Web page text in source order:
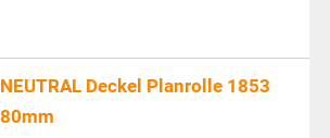
NEUTRAL Deckel Planrolle 1853
80mm